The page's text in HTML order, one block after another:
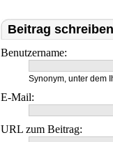
Beitrag
Benutzername:
Synonym, unter dem
E-Mail:
URL zum Beitrag: